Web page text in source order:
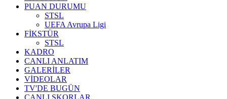
PUAN DURUMU
STSL
UEFA Avrupa Ligi
FİKSTÜR
STSL
KADRO
CANLI ANLATIM
GALERİLER
VİDEOLAR
TV'DE BUGÜN
CANLI SKORLAR